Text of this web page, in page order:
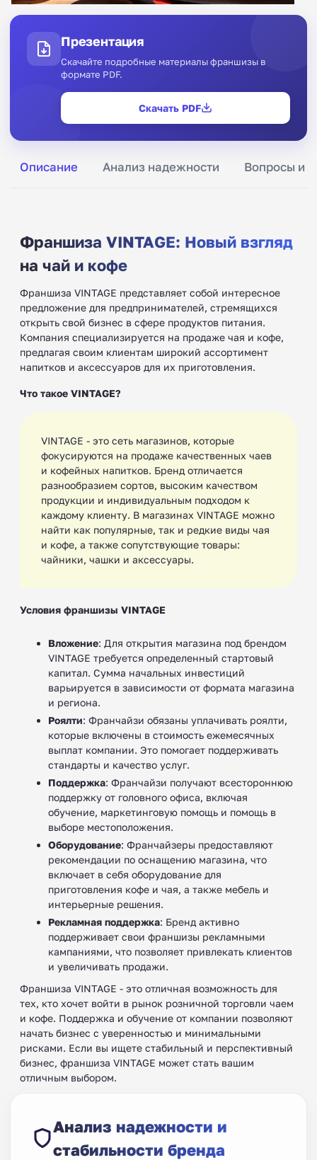
Описание Анализ надежности Вопросы и
Франшиза VINTAGE: Новый взгляд
на чай и кофе
Франшиза VINTAGE представляет собой интересное
предложение для предпринимателей, стремящихся
открыть свой бизнес в сфере продуктов питания.
Компания специализируется на продаже чая и кофе,
предлагая своим клиентам широкий ассортимент
напитков и аксессуаров для их приготовления.
Что такое VINTAGE?
VINTAGE - это сеть магазинов, которые
фокусируются на продаже качественных чаев
и кофейных напитков. Бренд отличается
разнообразием сортов, высоким качеством
продукции и индивидуальным подходом к
каждому клиенту. В магазинах VINTAGE можно
найти как популярные, так и редкие виды чая
и кофе, а также сопутствующие товары:
чайники, чашки и аксессуары.
Условия франшизы VINTAGE
Вложение: Для открытия магазина под брендом
VINTAGE требуется определенный стартовый
капитал. Сумма начальных инвестиций
варьируется в зависимости от формата магазина
и региона.
Роялти: Франчайзи обязаны уплачивать роялти,
которые включены в стоимость ежемесячных
выплат компании. Это помогает поддерживать
стандарты и качество услуг.
Поддержка: Франчайзи получают всестороннюю
поддержку от головного офиса, включая
обучение, маркетинговую помощь и помощь в
выборе местоположения.
Оборудование: Франчайзеры предоставляют
рекомендации по оснащению магазина, что
включает в себя оборудование для
приготовления кофе и чая, а также мебель и
интерьерные решения.
Рекламная поддержка: Бренд активно
поддерживает свои франшизы рекламными
кампаниями, что позволяет привлекать клиентов
и увеличивать продажи.
Франшиза VINTAGE - это отличная возможность для
тех, кто хочет войти в рынок розничной торговли чаем
и кофе. Поддержка и обучение от компании позволяют
начать бизнес с уверенностью и минимальными
рисками. Если вы ищете стабильный и перспективный
бизнес, франшиза VINTAGE может стать вашим
отличным выбором.
Анализ надежности и
стабильности бренда
Презентация
Скачайте подробные материалы франшизы в
формате PDF.
Скачать PDF